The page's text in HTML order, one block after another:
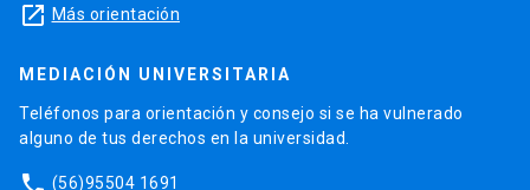
launch Más orientación
MEDIACIÓN UNIVERSITARIA
Teléfonos para orientación y consejo si se ha vulnerado
alguno de tus derechos en la universidad.
(56)95504 1691